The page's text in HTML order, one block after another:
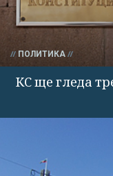
ПОЛИТИКА
КС ще гледа